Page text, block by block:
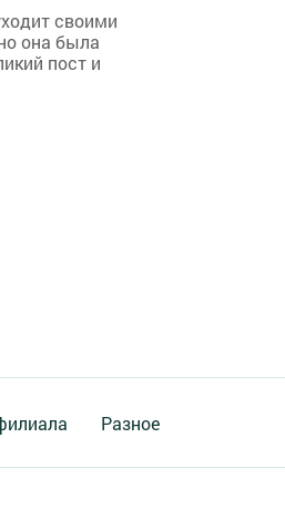
своими
она была
пост и
Разное